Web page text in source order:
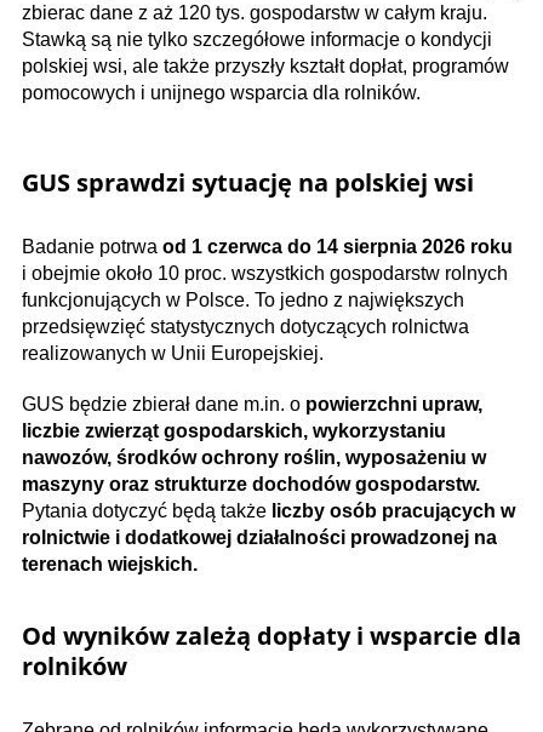
zbierac dane z aż 120 tys. gospodarstw w całym kraju.
Stawką są nie tylko szczegółowe informacje o kondycji
polskiej wsi, ale także przyszły kształt dopłat, programów
pomocowych i unijnego wsparcia dla rolników.
GUS sprawdzi sytuację na polskiej wsi
Badanie potrwa od 1 czerwca do 14 sierpnia 2026 roku
i obejmie około 10 proc. wszystkich gospodarstw rolnych
funkcjonujących w Polsce. To jedno z największych
przedsięwzięć statystycznych dotyczących rolnictwa
realizowanych w Unii Europejskiej.
GUS będzie zbierał dane m.in. o powierzchni upraw,
liczbie zwierząt gospodarskich, wykorzystaniu
nawozów, środków ochrony roślin, wyposażeniu w
maszyny oraz strukturze dochodów gospodarstw.
Pytania dotyczyć będą także liczby osób pracujących w
rolnictwie i dodatkowej działalności prowadzonej na
terenach wiejskich.
Od wyników zależą dopłaty i wsparcie dla
rolników